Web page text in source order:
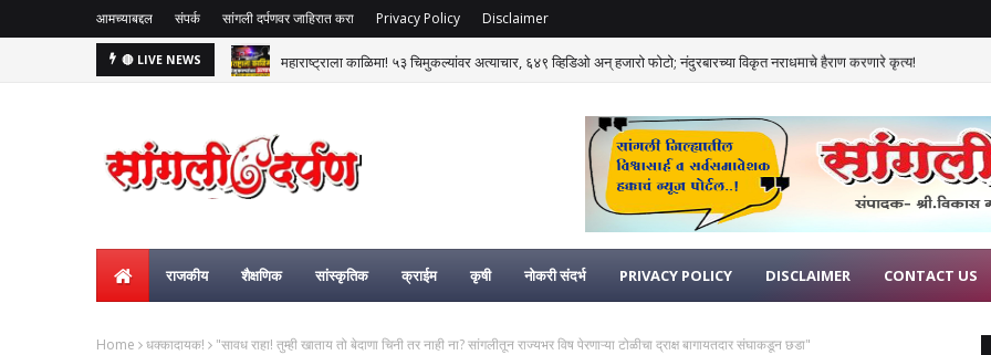
आमच्याबद्दल संपर्क सांगली दर्पणवर जाहिरात करा Privacy Policy Disclaimer
🔴 LIVE NEWS महाराष्ट्राला काळिमा! ५३ चिमुकल्यांवर अत्याचार, ६४९ व्हिडिओ अन् हजारो फोटो; नंदुरबारच्या विकृत नराधमाचे हैराण करणारे कृत्य!
राजकीय शैक्षणिक सांस्कृतिक क्राईम कृषी नोकरी संदर्भ PRIVACY POLICY DISCLAIMER CONTACT US
Home धक्कादायक! ​"सावध राहा! तुम्ही खाताय तो बेदाणा चिनी तर नाही ना? सांगलीतून राज्यभर विष पेरणाऱ्या टोळीचा द्राक्ष बागायतदार संघाकडून छडा"